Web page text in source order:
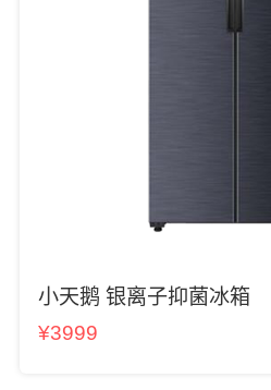
小天鹅 银离子抑菌冰箱
¥3999